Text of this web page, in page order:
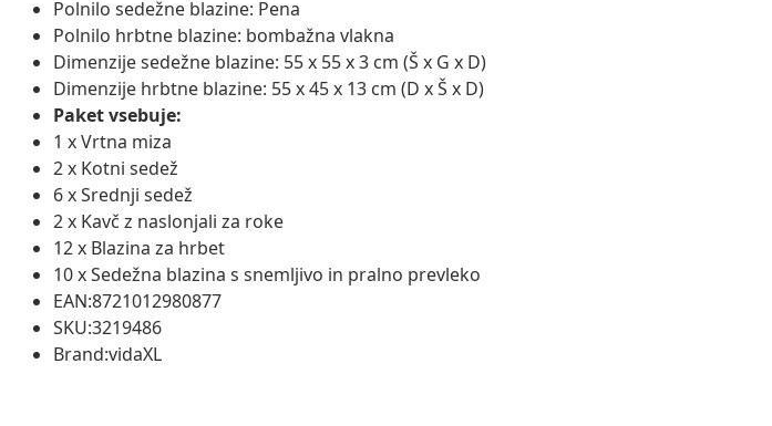
Polnilo sedežne blazine: Pena
Polnilo hrbtne blazine: bombažna vlakna
Dimenzije sedežne blazine: 55 x 55 x 3 cm (Š x G x D)
Dimenzije hrbtne blazine: 55 x 45 x 13 cm (D x Š x D)
Paket vsebuje:
1 x Vrtna miza
2 x Kotni sedež
6 x Srednji sedež
2 x Kavč z naslonjali za roke
12 x Blazina za hrbet
10 x Sedežna blazina s snemljivo in pralno prevleko
EAN:8721012980877
SKU:3219486
Brand:vidaXL